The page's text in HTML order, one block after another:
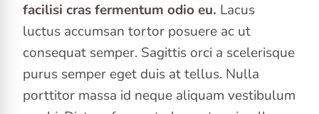
facilisi cras fermentum odio eu. Lacus
luctus accumsan tortor posuere ac ut
consequat semper. Sagittis orci a scelerisque
purus semper eget duis at tellus. Nulla
porttitor massa id neque aliquam vestibulum